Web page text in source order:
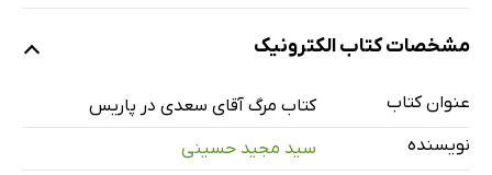
مشخصات کتاب الکترونیک
عنوان کتاب
کتاب مرگ آقای سعدی در پاریس
نویسنده
سید مجید حسینی